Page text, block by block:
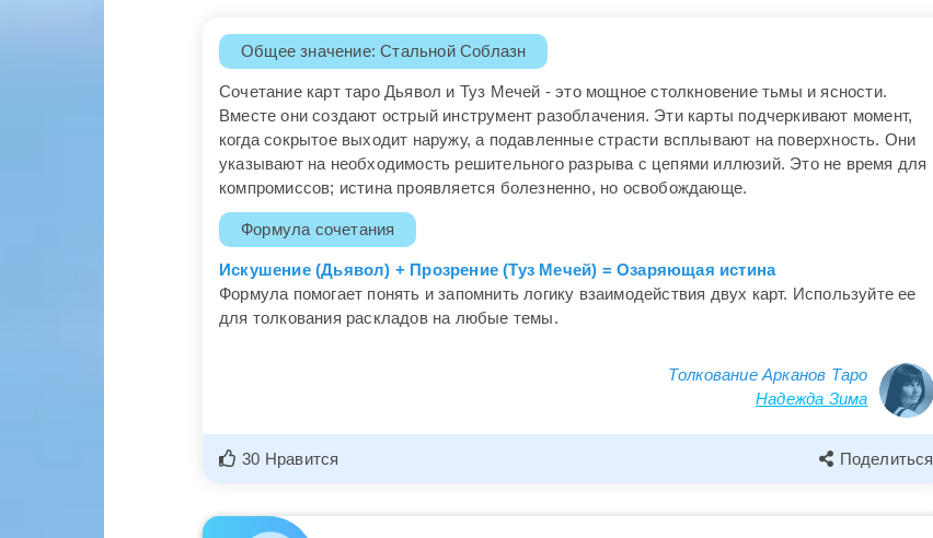
Общее значение: Стальной Соблазн
Сочетание карт таро Дьявол и Туз Мечей - это мощное столкновение тьмы и ясности.
Вместе они создают острый инструмент разоблачения. Эти карты подчеркивают момент,
когда сокрытое выходит наружу, а подавленные страсти всплывают на поверхность. Они
указывают на необходимость решительного разрыва с цепями иллюзий. Это не время для
компромиссов; истина проявляется болезненно, но освобождающе.
Формула сочетания
Искушение (Дьявол) + Прозрение (Туз Мечей) = Озаряющая истина
Формула помогает понять и запомнить логику взаимодействия двух карт. Используйте ее
для толкования раскладов на любые темы.
Толкование Арканов Таро
Надежда Зима
30 Нравится Поделиться